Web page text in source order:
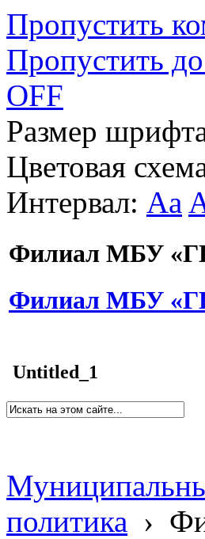
Пропустить
Пропустить
OFF
Размер
Цветовая
Интервал: Aa
Филиал МБУ
Филиал МБУ
Untitled_1
политика ›